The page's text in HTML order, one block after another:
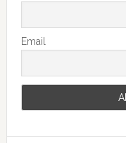
Email